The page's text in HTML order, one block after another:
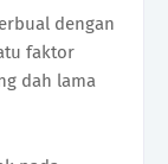
dengan
faktor
dah lama